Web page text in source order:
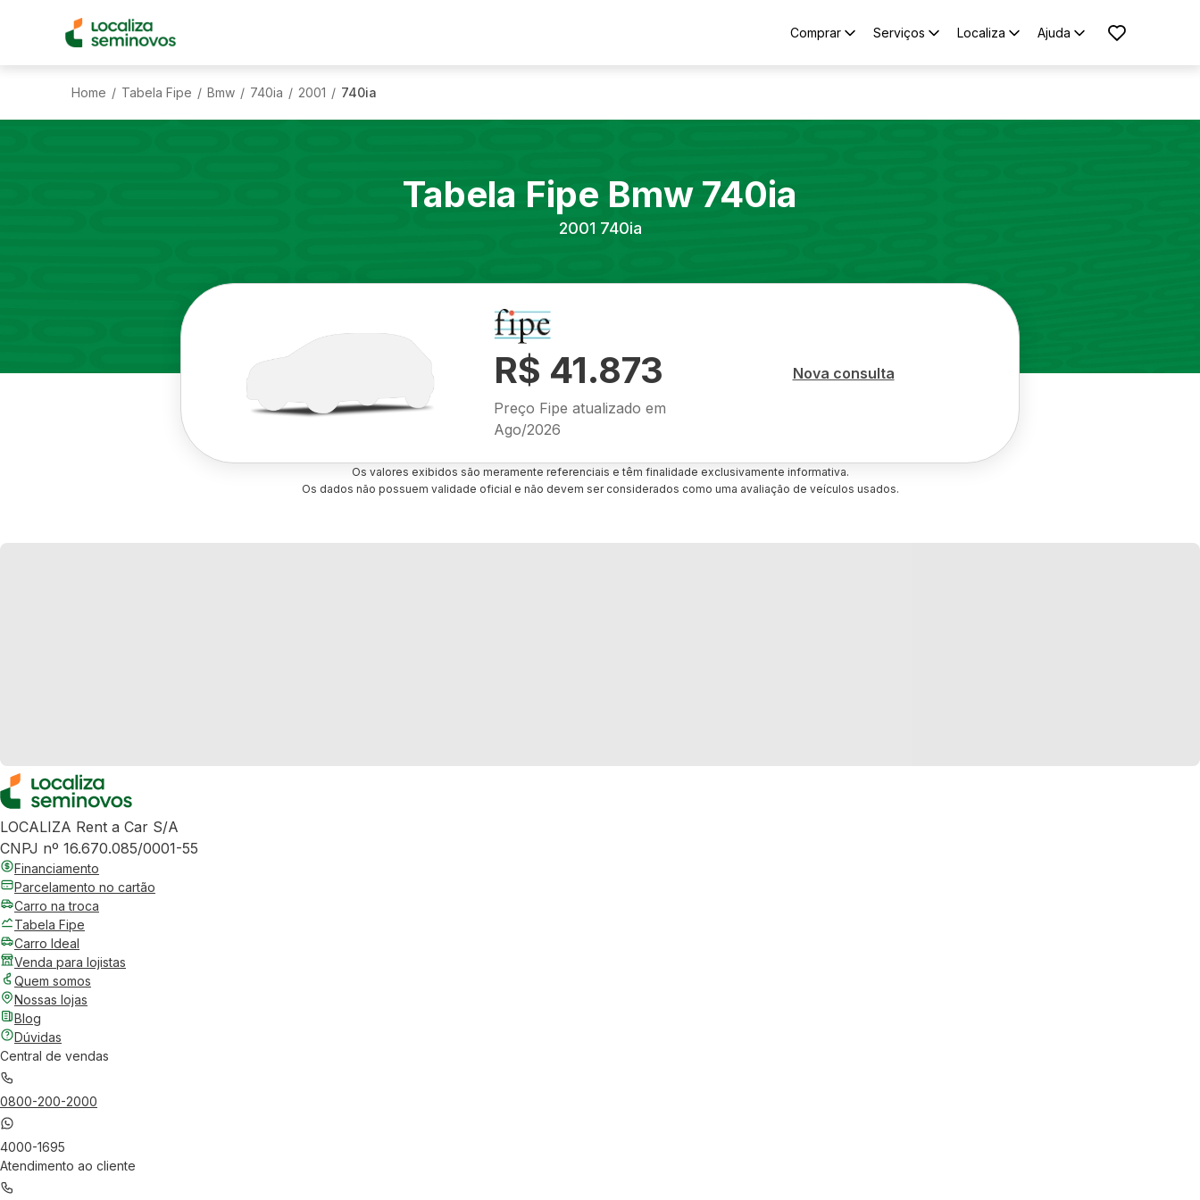
Comprar Serviços Localiza Ajuda
Home / Tabela Fipe / Bmw / 740ia / 2001 / 740ia
Tabela Fipe Bmw 740ia
2001 740ia
R$ 41.873
Preço Fipe atualizado em
Ago/2026
Nova consulta
Os valores exibidos são meramente referenciais e têm finalidade exclusivamente informativa.
Os dados não possuem validade oficial e não devem ser considerados como uma avaliação de veículos usados.
LOCALIZA Rent a Car S/A
CNPJ nº 16.670.085/0001-55
Financiamento
Parcelamento no cartão
Carro na troca
Tabela Fipe
Carro Ideal
Venda para lojistas
Quem somos
Nossas lojas
Blog
Dúvidas
Central de vendas
0800-200-2000
4000-1695
Atendimento ao cliente